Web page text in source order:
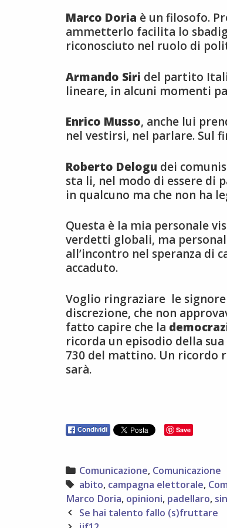
Marco Doria è un filosofo.
ammetterlo facilita lo
riconosciuto nel ruolo di
Armando Siri del partito
lineare, in alcuni momenti
Enrico Musso, anche lui
nel vestirsi, nel parlare. Sul
Roberto Delogu dei
sta li, nel modo di essere di
in qualcuno ma che non ha
Questa è la mia personale
verdetti globali, ma
all’incontro nel speranza di
accaduto.
Voglio ringraziare le signore
discrezione, che non
fatto capire che la
ricorda un episodio della
730 del mattino. Un ricordo
sarà.
Save
Categories
Comunicazione, Comunicazione
Tags
abito, campagna elettorale,
Marco Doria, opinioni, padellaro,
PostSe hai talento fallo (s)fruttare